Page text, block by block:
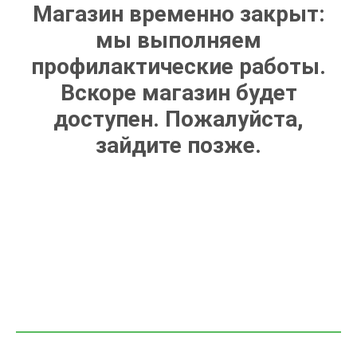
Магазин временно закрыт:
мы выполняем
профилактические работы.
Вскоре магазин будет
доступен. Пожалуйста,
зайдите позже.